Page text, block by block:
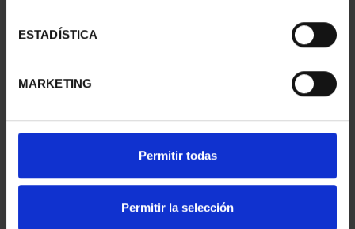
ESTADÍSTICA
MARKETING
Permitir todas
Permitir la selección
PROVINCIA 3
PROVINCIA 4